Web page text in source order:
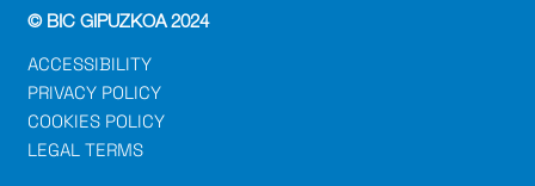
© BIC GIPUZKOA 2024
ACCESSIBILITY
PRIVACY POLICY
COOKIES POLICY
LEGAL TERMS